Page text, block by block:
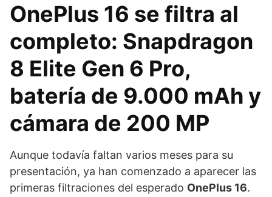
OnePlus 16 se filtra al
completo: Snapdragon
8 Elite Gen 6 Pro,
batería de 9.000 mAh y
cámara de 200 MP
Aunque todavía faltan varios meses para su
presentación, ya han comenzado a aparecer las
primeras filtraciones del esperado OnePlus 16.